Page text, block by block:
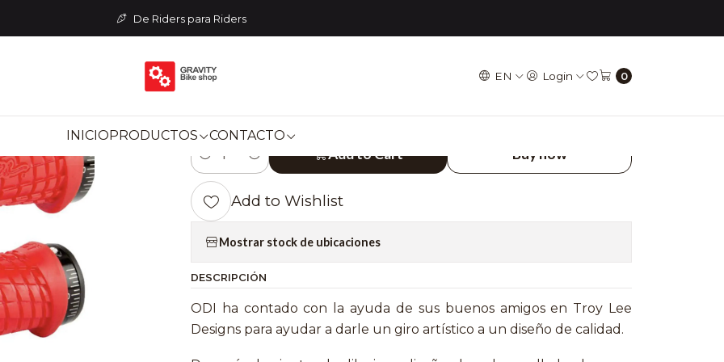
EN Login 0
INICIOPRODUCTOS CONTACTO
De Riders para Riders
Puños PUÑOS ODI - TROY LEE DESINGS - ROJO
|
PUÑOS ODI - TROY LEE DESINGS -
ROJO
Quantity
Add to Cart Buy now
Add to Wishlist
Mostrar stock de ubicaciones
DESCRIPCIÓN
ODI ha contado con la ayuda de sus buenos amigos en Troy Lee
Designs para ayudar a darle un giro artístico a un diseño de calidad.